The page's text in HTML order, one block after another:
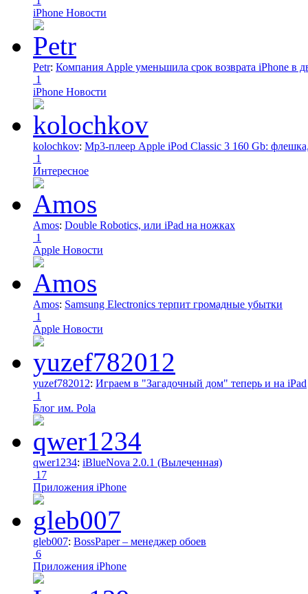
iPhone Новости
Petr: Компания Apple уменьшила срок возврата iPhone в
1
iPhone Новости
kolochkov: Mp3-плеер Apple iPod Classic 3 160 Gb:
1
Интересное
Amos: Double Robotics, или iPad на ножках
1
Apple Новости
Amos: Samsung Electronics терпит громадные убытки
1
Apple Новости
yuzef782012: Играем в "Загадочный дом" теперь и на iPad
1
Блог им. Pola
qwer1234: iBlueNova 2.0.1 (Вылеченная)
17
Приложения iPhone
gleb007: BossPaper – менеджер обоев
6
Приложения iPhone